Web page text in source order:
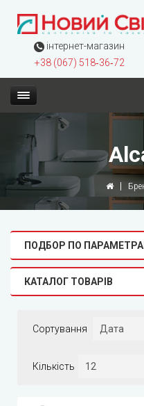
інтернет-магазин
+38 (067) 518‑36‑72
ПОДБОР ПО
КАТАЛОГ ТОВАРІВ
Сортування
Кількість